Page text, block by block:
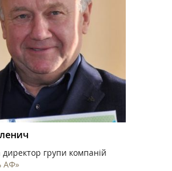
директор групи компаній
АФ»